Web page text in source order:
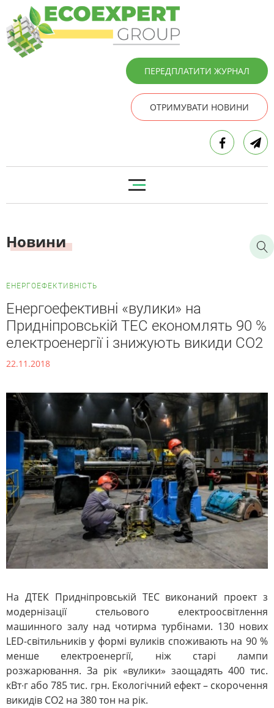
ПЕРЕДПЛАТИТИ ЖУРНАЛ
ОТРИМУВАТИ НОВИНИ
Новини
ЕНЕРГОЕФЕКТИВНІСТЬ
Енергоефективні «вулики» на
Придніпровській ТЕС економлять 90 %
електроенергії і знижують викиди СО2
22.11.2018
На ДТЕК Придніпровській ТЕС виконаний проект з
модернізації стельового електроосвітлення
машинного залу над чотирма турбінами. 130 нових
LED-світильників у формі вуликів споживають на 90 %
менше електроенергії, ніж старі лампи
розжарювання. За рік «вулики» заощадять 400 тис.
кВт∙г або 785 тис. грн. Екологічний ефект – скорочення
викидів СО2 на 380 тон на рік.